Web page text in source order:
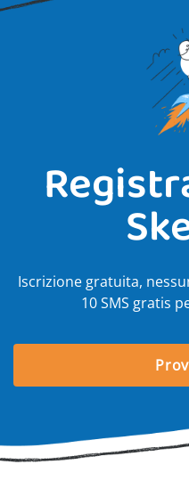
Iscrizione gratuita,
10 SMS gratis